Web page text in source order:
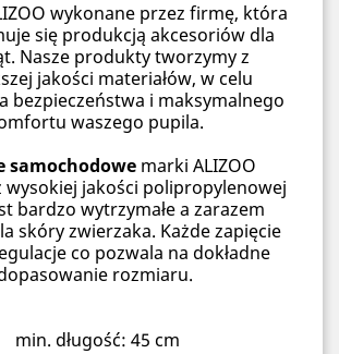
wykonane przez firmę, która
się produkcją akcesoriów dla
Nasze produkty tworzymy z
jakości materiałów, w celu
bezpieczeństwa i maksymalnego
waszego pupila.
samochodowemarki ALIZOO
wysokiej jakości polipropylenowej
bardzo wytrzymałe a zarazem
skóry zwierzaka. Każde zapięcie
co pozwala na dokładne
rozmiaru.
min. długość: 45 cm